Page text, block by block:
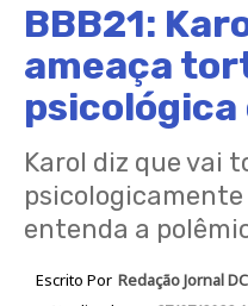
BBB21:
ameaça
Karol diz que vai
psicologicamente
entenda a
Escrito Por Redação Jornal